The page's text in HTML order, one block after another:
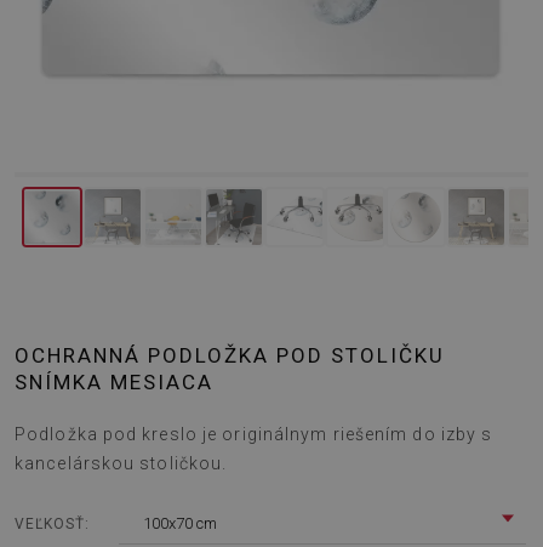
OCHRANNÁ PODLOŽKA POD STOLIČKU
SNÍMKA MESIACA
Podložka pod kreslo je originálnym riešením do izby s
kancelárskou stoličkou.
VEĽKOSŤ: 100x70 cm